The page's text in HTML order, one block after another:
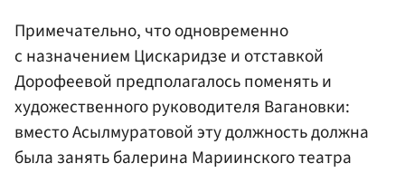
Примечательно, что одновременно
с назначением Цискаридзе и отставкой
Дорофеевой предполагалось поменять и
художественного руководителя Вагановки:
вместо Асылмуратовой эту должность должна
была занять балерина Мариинского театра